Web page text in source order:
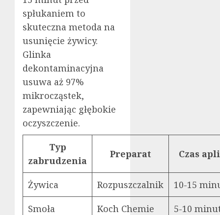
spłukaniem to
skuteczna metoda na
usunięcie żywicy.
Glinka
dekontaminacyjna
usuwa aż 97%
mikrocząstek,
zapewniając głębokie
oczyszczenie.
Typ
zabrudzenia
Preparat Czas
Żywica Rozpuszczalnik 10-15
Smoła Koch Chemie 5-10